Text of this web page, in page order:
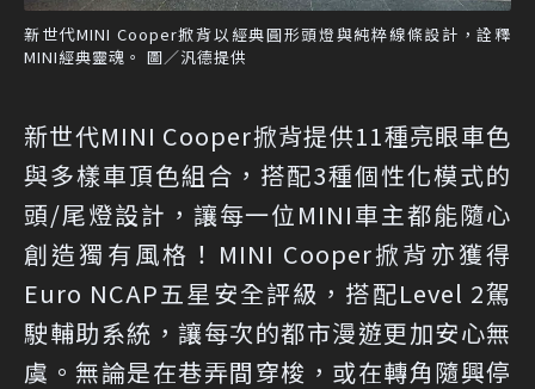
新世代MINI Cooper掀背以經典圓形頭燈與純粹線條設計，詮釋
MINI經典靈魂。 圖／汎德提供
新世代MINI Cooper掀背提供11種亮眼車色
與多樣車頂色組合，搭配3種個性化模式的
頭/尾燈設計，讓每一位MINI車主都能隨心
創造獨有風格！MINI Cooper掀背亦獲得
Euro NCAP五星安全評級，搭配Level 2駕
駛輔助系統，讓每次的都市漫遊更加安心無
虞。無論是在巷弄間穿梭，或在轉角隨興停